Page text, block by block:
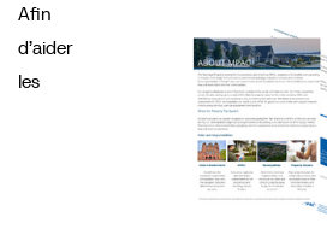
Afin
d’aider
les